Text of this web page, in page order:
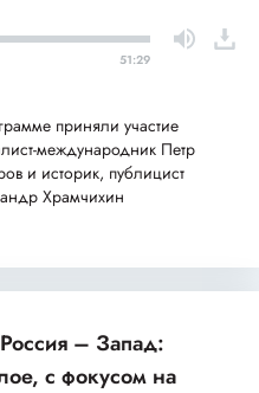
51:29
приняли участие
международник Петр
и историк, публицист
Храмчихин
– Запад:
с фокусом на